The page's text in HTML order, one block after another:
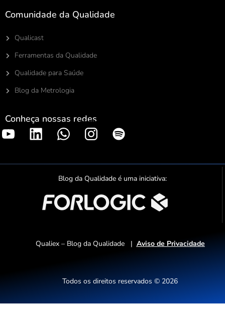
Comunidade da Qualidade
Qualicast
Ferramentas da Qualidade
Qualidade para Saúde
Blog da Metrologia
Conheça nossas redes
S
o
t
i
f
y
Blog da Qualidade é uma iniciativa:
Qualiex – Blog da Qualidade | Aviso de Privacidade
Todos os direitos reservados © 2026